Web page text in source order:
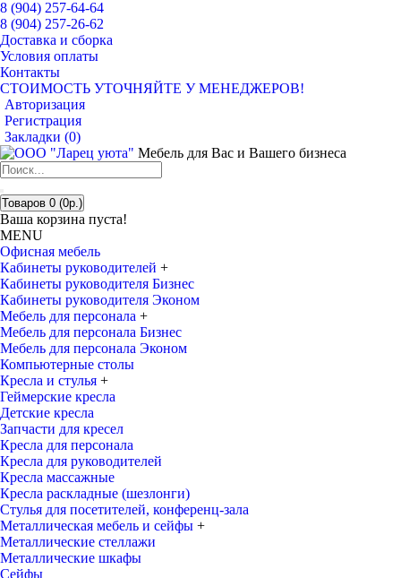
8 (904) 257-64-64
8 (904) 257-26-62
Доставка и сборка
Условия оплаты
Контакты
СТОИМОСТЬ УТОЧНЯЙТЕ У МЕНЕДЖЕРОВ!
Авторизация
Регистрация
Закладки (0)
Мебель для Вас и Вашего бизнеса
Товаров 0 (0р.)
Ваша корзина пуста!
MENU
Офисная мебель
Кабинеты руководителей +
Кабинеты руководителя Бизнес
Кабинеты руководителя Эконом
Мебель для персонала +
Мебель для персонала Бизнес
Мебель для персонала Эконом
Компьютерные столы
Кресла и стулья +
Геймерские кресла
Детские кресла
Запчасти для кресел
Кресла для персонала
Кресла для руководителей
Кресла массажные
Кресла раскладные (шезлонги)
Стулья для посетителей, конференц-зала
Металлическая мебель и сейфы +
Металлические стеллажи
Металлические шкафы
Сейфы